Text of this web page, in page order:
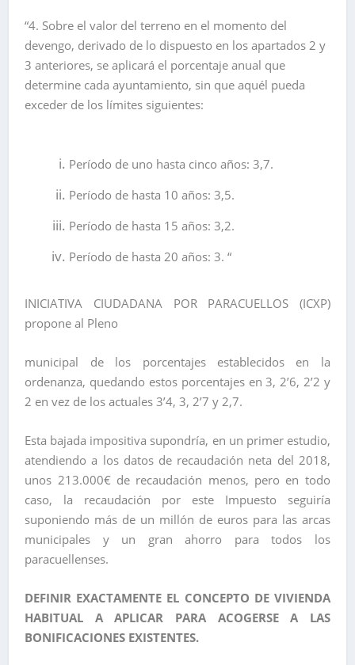
“4. Sobre el valor del terreno en el momento del
devengo, derivado de lo dispuesto en los apartados 2 y
3 anteriores, se aplicará el porcentaje anual que
determine cada ayuntamiento, sin que aquél pueda
exceder de los límites siguientes:
Período de uno hasta cinco años: 3,7.
Período de hasta 10 años: 3,5.
Período de hasta 15 años: 3,2.
Período de hasta 20 años: 3. “
INICIATIVA CIUDADANA POR PARACUELLOS (ICXP)
propone al Pleno
municipal de los porcentajes establecidos en la
ordenanza, quedando estos porcentajes en 3, 2’6, 2’2 y
2 en vez de los actuales 3’4, 3, 2’7 y 2,7.
Esta bajada impositiva supondría, en un primer estudio,
atendiendo a los datos de recaudación neta del 2018,
unos 213.000€ de recaudación menos, pero en todo
caso, la recaudación por este Impuesto seguiría
suponiendo más de un millón de euros para las arcas
municipales y un gran ahorro para todos los
paracuellenses.
DEFINIR EXACTAMENTE EL CONCEPTO DE VIVIENDA
HABITUAL A APLICAR PARA ACOGERSE A LAS
BONIFICACIONES EXISTENTES.